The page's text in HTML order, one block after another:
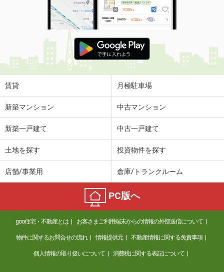
賃貸 月極駐車場
新築マンション 中古マンション
新築一戸建て 中古一戸建て
土地を探す 投資物件を探す
店舗/事業用 倉庫/トランクルーム
PC版へ
goo住宅・不動産とは お客さまご利用端末からの情報の外部送信について
物件に関するお問合せの流れ 情報提供元 不動産情報に関する免責事項
個人情報の取り扱いについて 消費税に関する表記について